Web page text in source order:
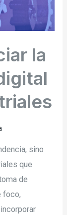
la
sino
que
de
foco,